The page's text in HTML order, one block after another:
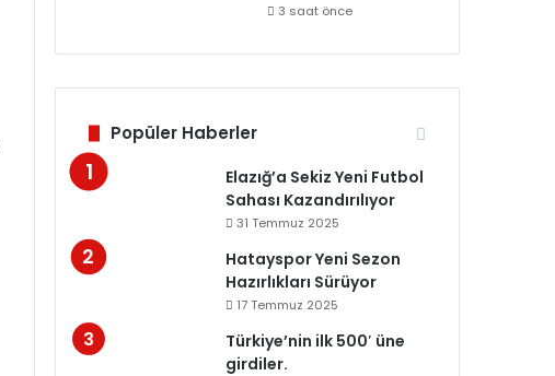
3 saat önce
Popüler Haberler
Elazığ’a Sekiz Yeni Futbol
Sahası Kazandırılıyor
31 Temmuz 2025
Hatayspor Yeni Sezon
Hazırlıkları Sürüyor
17 Temmuz 2025
Türkiye’nin ilk 500′ üne
girdiler.